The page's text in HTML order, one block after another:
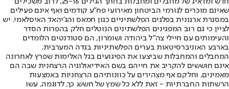
שאינם מוכרים לגורמי הביטחון מאירועי פח"ע קודמים ואף אינם פעילים
במסגרת ארגונית בפלגים הפלשתיניים כגון חמאס והג'יהאד האיסלאמי. יש
לציין כי גם רוב המפגינים הפלשתינים הנוטלים חלק בהפרות הסדר
והעימותים עם חיילי צה"ל ביהודה ושומרון, הם סטודנטים הלומדים
בארבע האוניברסיטאות בערים הפלשתיניות בגדה המערבית.
המחבלים והמחבלות שביצעו את הפיגועים בגל האלימות שפרץ לאחרונה
אינם חוששים להקריב את חייהם בשם האידיאולוגיה הרצחנית שבה הם
מאמינים, וחלקם אף מצהירים על כוונותיהם הרצחניות באמצעות
הרשתות החברתיות - זאת ללא כל שמץ של חשש. כך, לדוגמה, עשו